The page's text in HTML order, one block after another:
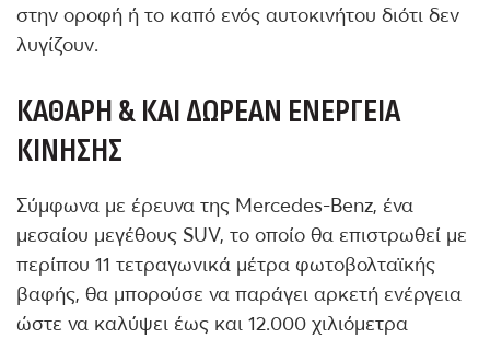
στην οροφή ή το καπό ενός αυτοκινήτου διότι δεν
λυγίζουν.
ΚΑΘΑΡΉ & ΚΑΙ ΔΩΡΕΆΝ ΕΝΈΡΓΕΙΑ
ΚΊΝΗΣΗΣ
Σύμφωνα με έρευνα της Mercedes-Benz, ένα
μεσαίου μεγέθους SUV, το οποίο θα επιστρωθεί με
περίπου 11 τετραγωνικά μέτρα φωτοβολταϊκής
βαφής, θα μπορούσε να παράγει αρκετή ενέργεια
ώστε να καλύψει έως και 12.000 χιλιόμετρα